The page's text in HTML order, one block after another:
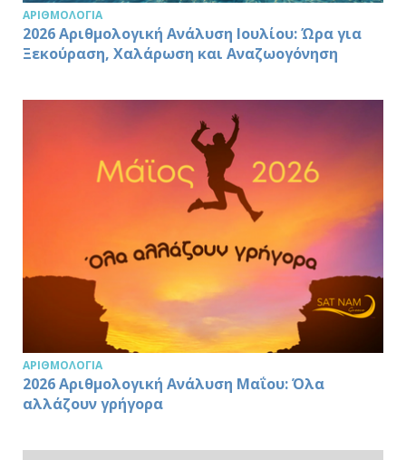
ΑΡΙΘΜΟΛΟΓΊΑ
2026 Αριθμολογική Ανάλυση Ιουλίου: Ώρα για
Ξεκούραση, Χαλάρωση και Αναζωογόνηση
ΑΡΙΘΜΟΛΟΓΊΑ
2026 Αριθμολογική Ανάλυση Μαΐου: Όλα
αλλάζουν γρήγορα